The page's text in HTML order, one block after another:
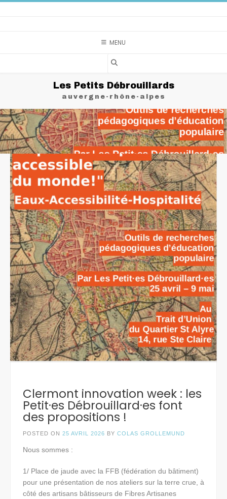
MENU
Les Petits Débrouillards
auvergne-rhône-alpes
Clermont innovation week : les
Petit·es Débrouillard·es font
des propositions !
POSTED ON 25 AVRIL 2026 BY COLAS GROLLEMUND
Nous sommes :
1/ Place de jaude avec la FFB (fédération du bâtiment)
pour une présentation de nos ateliers sur la terre crue, à
côté des artisans bâtisseurs de Fibres Artisanes